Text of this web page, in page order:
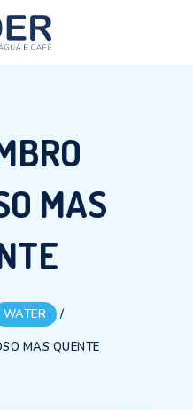
MAS
WATER /
MAS QUENTE